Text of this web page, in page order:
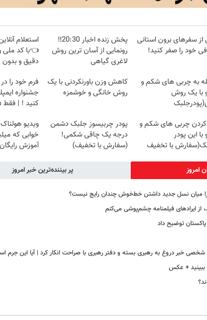
از سفرهای برون استانی
خود را صفر کنید!
پخش زنده اخبار 20:30‼️
رونمایی از آسان ترین روش
لاغری گیاهی
استعلام
👈با کد ملی
دقیق و
به چربی های شکم و
با یک روش
کاهش وزن باورنکردنی با یک
روش خانگی و خوشمزه
فرم خود را
جشنواره
کنید ! | فقط ۲۵ میلیون
چربی های شکم و
با این پودر
با تخفیف
پودر چربیسوز جلبک دشمن
درجه یک چاقی شکمی!
(سفارش با تخفیف)
ویدیو
خوابی که
آموزش رایگان
امروز پر بیننده‌ترین خبر امروز
میان نسل جدید داشتن خط‌خوش چندان رایج نیست؟
ایرادهای فیلمنامه چشم‌پوشی می‌کنم
پاکستان توضیح داد
خبر دروغ به رهبری بسته و دفتر رهبری با صراحت انکار کرد | آیا این جرم
ببینید + عکس